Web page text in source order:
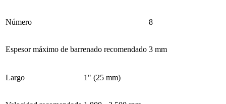
Número 8
Espesor máximo de barrenado recomendado 3 mm
Largo 1" (25 mm)